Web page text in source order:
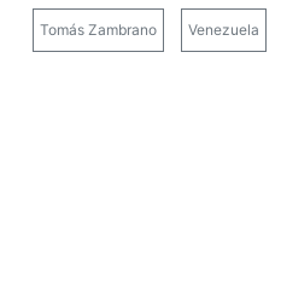
Tomás Zambrano Venezuela